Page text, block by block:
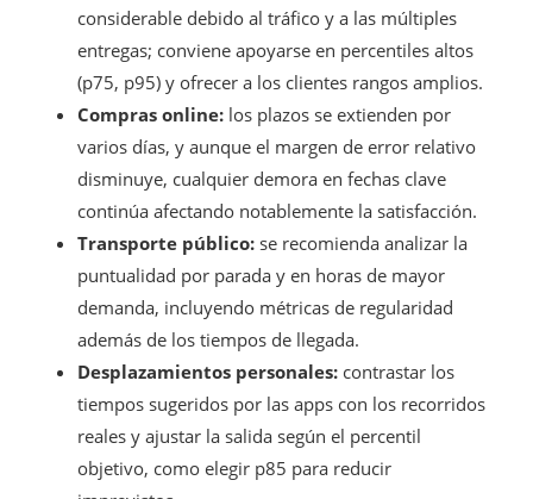
considerable debido al tráfico y a las múltiples
entregas; conviene apoyarse en percentiles altos
(p75, p95) y ofrecer a los clientes rangos amplios.
Compras online: los plazos se extienden por
varios días, y aunque el margen de error relativo
disminuye, cualquier demora en fechas clave
continúa afectando notablemente la satisfacción.
Transporte público: se recomienda analizar la
puntualidad por parada y en horas de mayor
demanda, incluyendo métricas de regularidad
además de los tiempos de llegada.
Desplazamientos personales: contrastar los
tiempos sugeridos por las apps con los recorridos
reales y ajustar la salida según el percentil
objetivo, como elegir p85 para reducir